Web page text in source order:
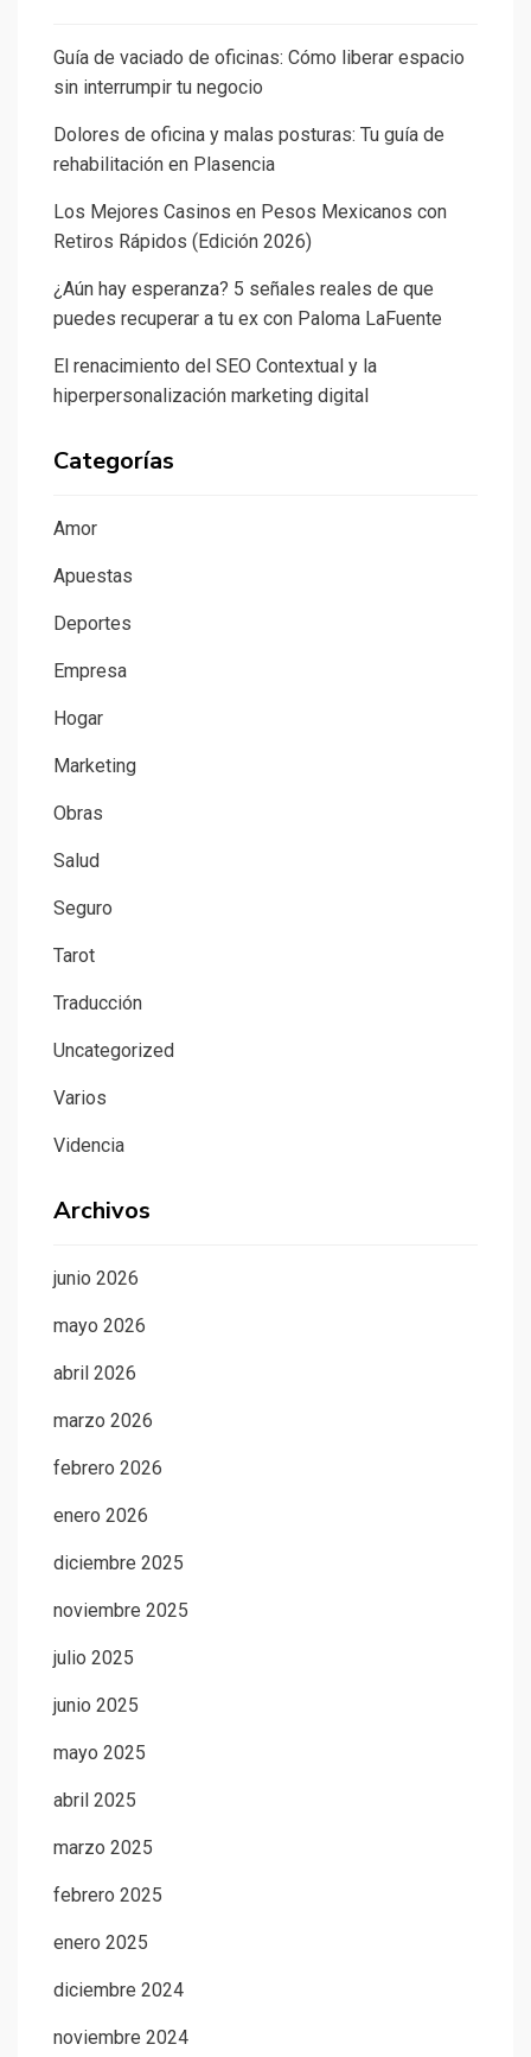
Guía de vaciado de oficinas: Cómo liberar espacio
sin interrumpir tu negocio
Dolores de oficina y malas posturas: Tu guía de
rehabilitación en Plasencia
Los Mejores Casinos en Pesos Mexicanos con
Retiros Rápidos (Edición 2026)
¿Aún hay esperanza? 5 señales reales de que
puedes recuperar a tu ex con Paloma LaFuente
El renacimiento del SEO Contextual y la
hiperpersonalización marketing digital
Categorías
Amor
Apuestas
Deportes
Empresa
Hogar
Marketing
Obras
Salud
Seguro
Tarot
Traducción
Uncategorized
Varios
Videncia
Archivos
junio 2026
mayo 2026
abril 2026
marzo 2026
febrero 2026
enero 2026
diciembre 2025
noviembre 2025
julio 2025
junio 2025
mayo 2025
abril 2025
marzo 2025
febrero 2025
enero 2025
diciembre 2024
noviembre 2024